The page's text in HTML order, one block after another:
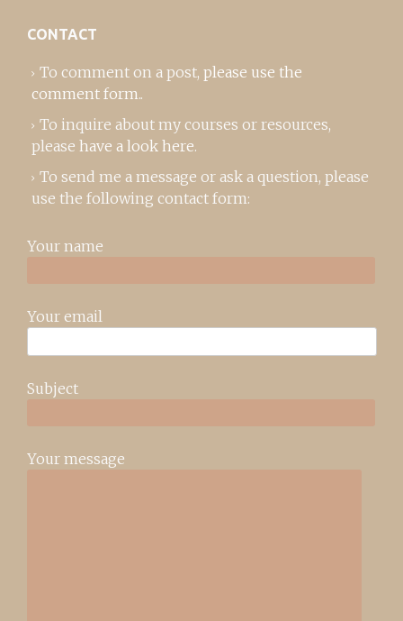
CONTACT
To comment on a post, please use the
comment form..
To inquire about my courses or resources,
please have a look here.
To send me a message or ask a question, please
use the following contact form:
Your name
Your email
Subject
Your message